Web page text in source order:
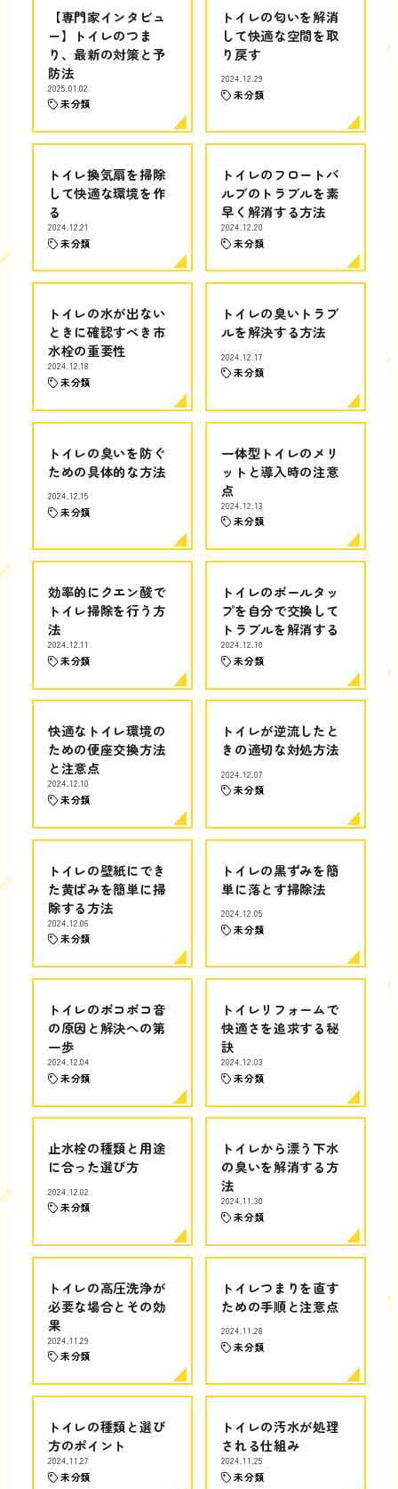
【専門家インタビュ
ー】トイレのつま
り、最新の対策と予
防法
2025.01.02
未分類
トイレの匂いを解消
して快適な空間を取
り戻す
2024.12.29
未分類
トイレ換気扇を掃除
して快適な環境を作
る
2024.12.21
未分類
トイレのフロートバ
ルブのトラブルを素
早く解消する方法
2024.12.20
未分類
トイレの水が出ない
ときに確認すべき市
水栓の重要性
2024.12.18
未分類
トイレの臭いトラブ
ルを解決する方法
2024.12.17
未分類
トイレの臭いを防ぐ
ための具体的な方法
2024.12.15
未分類
一体型トイレのメリ
ットと導入時の注意
点
2024.12.13
未分類
効率的にクエン酸で
トイレ掃除を行う方
法
2024.12.11
未分類
トイレのボールタッ
プを自分で交換して
トラブルを解消する
2024.12.10
未分類
快適なトイレ環境の
ための便座交換方法
と注意点
2024.12.10
未分類
トイレが逆流したと
きの適切な対処方法
2024.12.07
未分類
トイレの壁紙にでき
た黄ばみを簡単に掃
除する方法
2024.12.06
未分類
トイレの黒ずみを簡
単に落とす掃除法
2024.12.05
未分類
トイレのボコボコ音
の原因と解決への第
一歩
2024.12.04
未分類
トイレリフォームで
快適さを追求する秘
訣
2024.12.03
未分類
止水栓の種類と用途
に合った選び方
2024.12.02
未分類
トイレから漂う下水
の臭いを解消する方
法
2024.11.30
未分類
トイレの高圧洗浄が
必要な場合とその効
果
2024.11.29
未分類
トイレつまりを直す
ための手順と注意点
2024.11.28
未分類
トイレの種類と選び
方のポイント
2024.11.27
未分類
トイレの汚水が処理
される仕組み
2024.11.25
未分類